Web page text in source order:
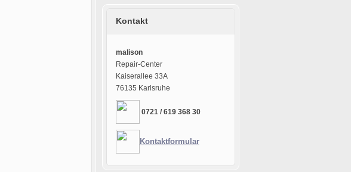
Kontakt
malison
Repair-Center
Kaiserallee 33A
76135 Karlsruhe
0721 / 619 368 30
Kontaktformular